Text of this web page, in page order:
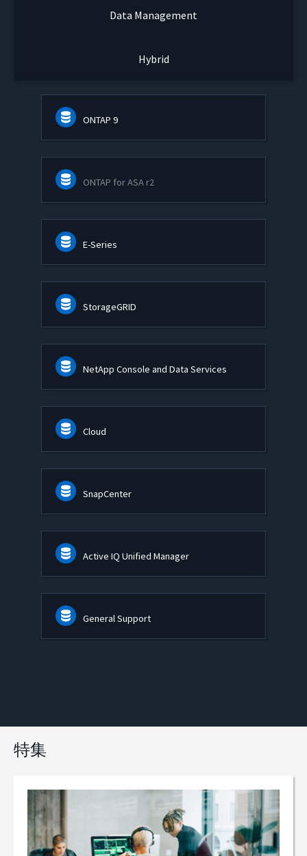
Data Management
Hybrid
ONTAP 9
ONTAP for ASA r2
E-Series
StorageGRID
NetApp Console and Data Services
Cloud
SnapCenter
Active IQ Unified Manager
General Support
特集